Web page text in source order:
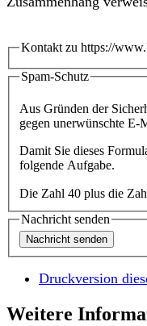
Kontakt zu
Spam-Schutz
Aus Gründen der
gegen unerwünschte E-
Damit Sie dieses
folgende Aufgabe.
Die Zahl 40 plus die
Nachricht senden
Druckversion
Weitere